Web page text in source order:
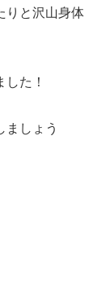
りと沢山身体
た！
ましょう